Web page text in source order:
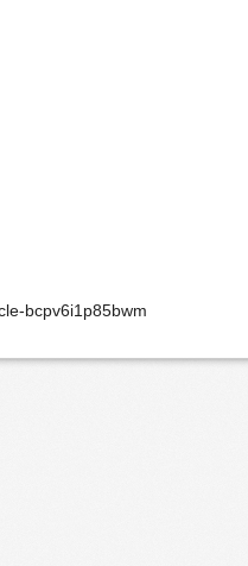
bcpv6i1p85bwm